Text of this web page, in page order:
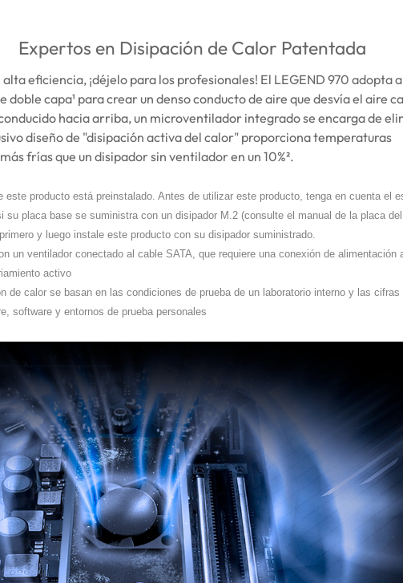
Expertos en Disipación de Calor Patentada
eficiencia, ¡déjelo para los profesionales! El LEGEND 970 adopta
doble capa¹ para crear un denso conducto de aire que desvía el aire
hacia arriba, un microventilador integrado se encarga de
diseño de "disipación activa del calor" proporciona temperaturas
frías que un disipador sin ventilador en un 10%².
este producto está preinstalado. Antes de utilizar este producto, tenga en cuenta el
su placa base se suministra con un disipador M.2 (consulte el manual de la placa
y luego instale este producto con su disipador suministrado.
un ventilador conectado al cable SATA, que requiere una conexión de alimentación
activo
de calor se basan en las condiciones de prueba de un laboratorio interno y las cifras
software y entornos de prueba personales